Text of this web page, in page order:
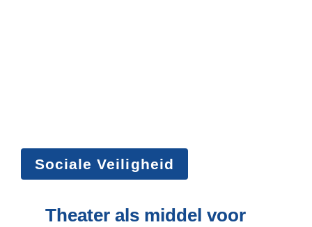
Sociale Veiligheid
Theater als middel voor